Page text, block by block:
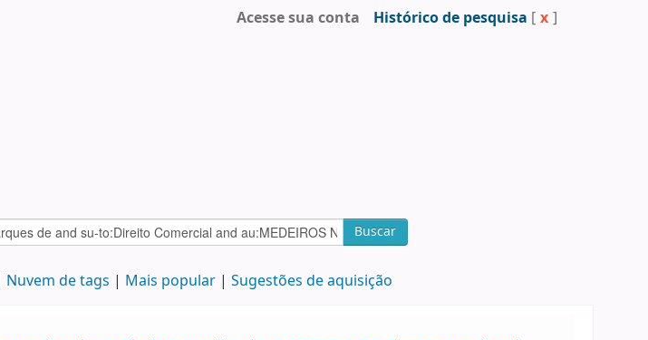
Acesse sua conta Histórico de pesquisa [ x ]
Buscar
Nuvem de tags Mais popular Sugestões de aquisição